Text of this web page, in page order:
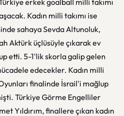
erkek goalball milli takımı
Kadın milli takımı ise
sahaya Sevda Altunoluk,
Aktürk üçlüsüyle çıkarak ev
etti. 5-1'lik skorla galip gelen
edecekler. Kadın milli
finalinde İsrail'i mağlup
Türkiye Görme Engelliler
Yıldırım, finallere çıkan kadın